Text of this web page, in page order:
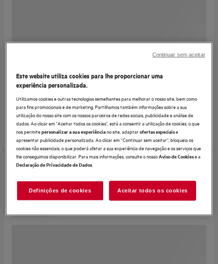
Este website utiliza cookies para lhe proporcionar uma
experiência personalizada.
Utilizamos cookies e outras tecnologias semelhantes para melhorar o nosso site, bem como
para fins promocionais e de marketing. Partilhamos também informações sobre a sua
utilização do nosso site com os nossos parceiros de redes sociais, publicidade e análise de
dados. Ao clicar em "Aceitar todos os cookies”, está a consentir a utilização de cookies, o que
nos permitepersonalizar a sua experiênciano site, adaptarofertas especiaise
apresentar publicidade personalizada. Ao clicar em “Continuar sem aceitar”, bloqueia os
cookies não essenciais, o que poderá afetar a sua experiência de navegação e os serviços que
lhe conseguimos disponibilizar. Para mais informações, consulte o nossoAviso de Cookiese a
Declaração de Privacidade de Dados.
Definições de cookies Aceitar todos os cookies
Continuar sem aceitar